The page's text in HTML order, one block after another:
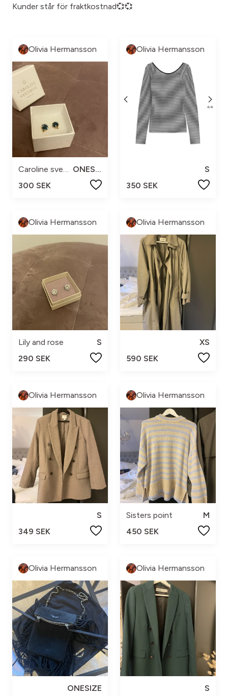
Kunder står för fraktkostnad💞💞
Olivia Hermansson
Caroline svedbom
ONESIZE
300 SEK
Olivia Hermansson
S
350 SEK
Olivia Hermansson
Lily and rose
S
290 SEK
Olivia Hermansson
XS
590 SEK
Olivia Hermansson
S
349 SEK
Olivia Hermansson
Sisters point
M
450 SEK
Olivia Hermansson
ONESIZE
Olivia Hermansson
S